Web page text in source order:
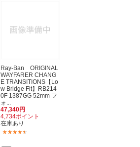
Ray-Ban ORIGINAL
WAYFARER CHANG
E TRANSITIONS【Lo
w Bridge Fit】RB214
0F 1387GG 52mm フ
ォ...
47,340円
4,734ポイント
在庫あり